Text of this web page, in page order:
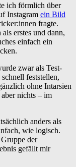
ich förmlich über
Instagram ein Bild
fragte.
erstes und dann,
einfach ein
zwar als Test-
feststellen,
ohne Intarsien
nichts – im
anders als
wie logisch.
der
gefällt mir